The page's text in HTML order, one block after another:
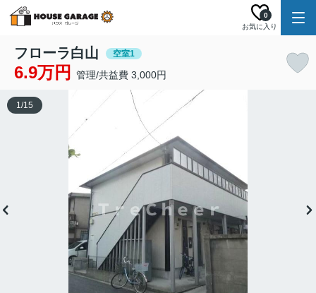
お気に入り
0
フローラ白山 空室1
6.9万円 管理/共益費 3,000円
1/15